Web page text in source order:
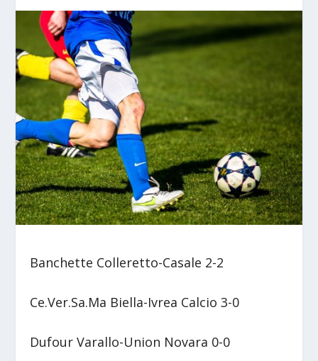
Banchette Colleretto-Casale 2-2
Ce.Ver.Sa.Ma Biella-Ivrea Calcio 3-0
Dufour Varallo-Union Novara 0-0